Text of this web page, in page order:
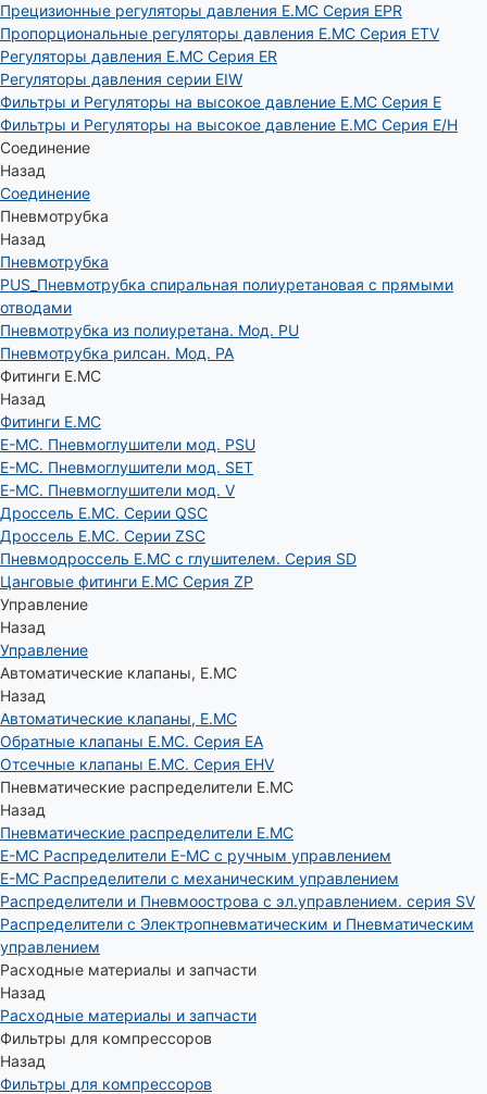
Прецизионные регуляторы давления E.MC Серия EPR
Пропорциональные регуляторы давления E.MC Серия ETV
Регуляторы давления E.MC Серия ER
Регуляторы давления серии EIW
Фильтры и Регуляторы на высокое давление E.MC Серия E
Фильтры и Регуляторы на высокое давление E.MC Серия E/H
Соединение
Назад
Соединение
Пневмотрубка
Назад
Пневмотрубка
PUS_Пневмотрубка спиральная полиуретановая с прямыми
отводами
Пневмотрубка из полиуретана. Мод. РU
Пневмотрубка рилсан. Мод. PA
Фитинги E.MC
Назад
Фитинги E.MC
E-MC. Пневмоглушители мод. PSU
E-MC. Пневмоглушители мод. SET
E-MC. Пневмоглушители мод. V
Дроссель E.MC. Серии QSC
Дроссель E.MC. Серии ZSC
Пневмодроссель E.MC с глушителем. Серия SD
Цанговые фитинги E.MC Серия ZP
Управление
Назад
Управление
Автоматические клапаны, Е.МС
Назад
Автоматические клапаны, Е.МС
Обратные клапаны E.MC. Серия EA
Отсечные клапаны E.MC. Серия EHV
Пневматические распределители E.MC
Назад
Пневматические распределители E.MC
E-MC Распределители E-MC с ручным управлением
E-MC Распределители с механическим управлением
Распределители и Пневмоострова с эл.управлением. серия SV
Распределители с Электропневматическим и Пневматическим
управлением
Расходные материалы и запчасти
Назад
Расходные материалы и запчасти
Фильтры для компрессоров
Назад
Фильтры для компрессоров